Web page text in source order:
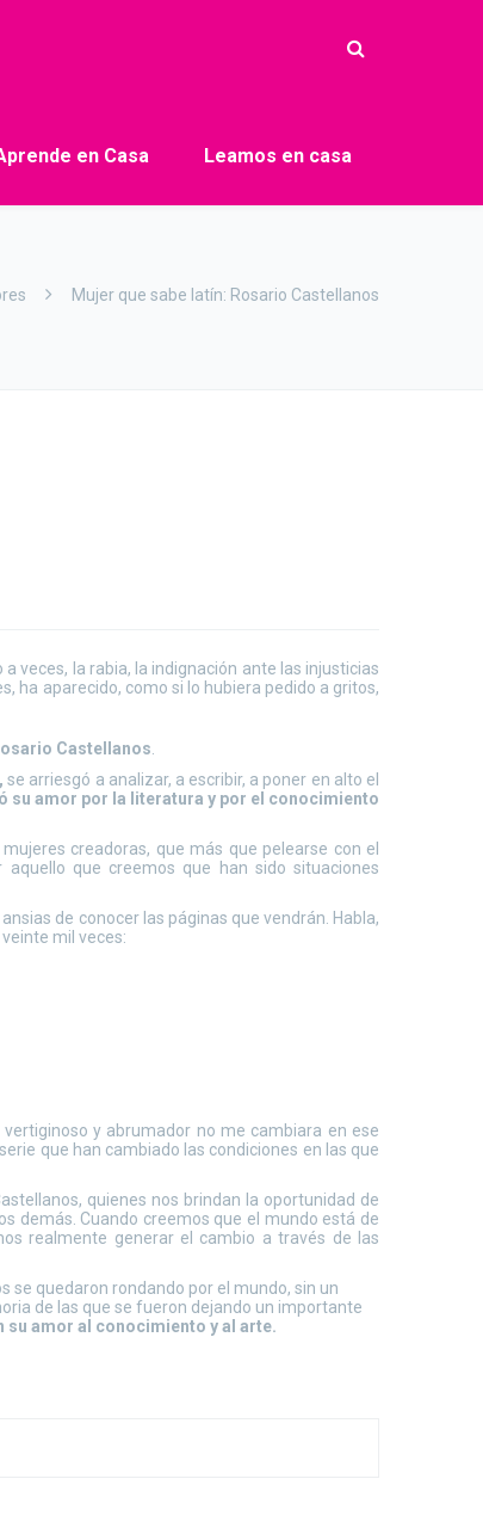
en Casa Leamos en casa
Mujer que sabe latín: Rosario Castellanos
a veces, la rabia, la indignación ante las injusticias
ha aparecido, como si lo hubiera pedido a gritos,
Castellanos
se arriesgó a analizar, a escribir, a poner en alto el
su amor por la literatura y por el conocimiento
creadoras, que más que pelearse con el
que creemos que han sido situaciones
de conocer las páginas que vendrán. Habla,
mil veces:
y abrumador no me cambiara en ese
que han cambiado las condiciones en las que
quienes nos brindan la oportunidad de
demás. Cuando creemos que el mundo está de
realmente generar el cambio a través de las
se quedaron rondando por el mundo, sin un
de las que se fueron dejando un importante
amor al conocimiento y al arte.